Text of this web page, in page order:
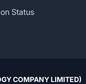
COMPANY LIMITED)